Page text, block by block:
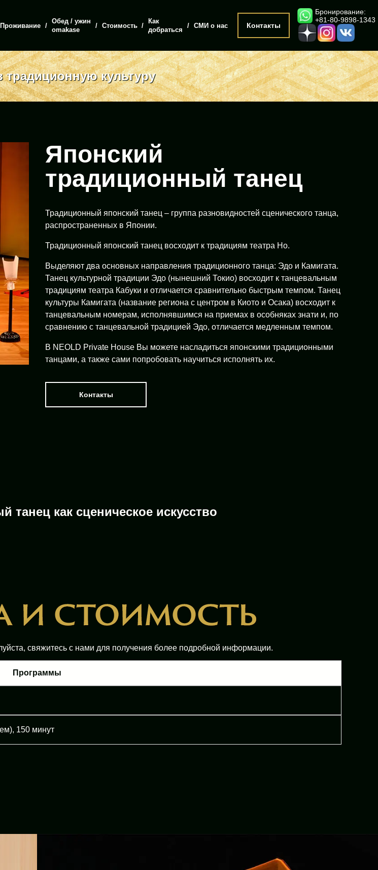
Проживание
Обед / ужин
omakase
Стоимость
Как
добраться
СМИ о нас Контакты
Бронирование:
+81-80-9898-1343
традиционную культуру
Японский
традиционный танец
Традиционный японский танец – группа разновидностей сценического танца,
распространенных в Японии.
Традиционный японский танец восходит к традициям театра Но.
Выделяют два основных направления традиционного танца: Эдо и Камигата.
Танец культурной традиции Эдо (нынешний Токио) восходит к танцевальным
традициям театра Кабуки и отличается сравнительно быстрым темпом. Танец
культуры Камигата (название региона с центром в Киото и Осака) восходит к
танцевальным номерам, исполнявшимся на приемах в особняках знати и, по
сравнению с танцевальной традицией Эдо, отличается медленным темпом.
В NEOLD Private House Вы можете насладиться японскими традиционными
танцами, а также сами попробовать научиться исполнять их.
Контакты
танец как сценическое искусство
свяжитесь с нами для получения более подробной информации.
Программы
150 минут